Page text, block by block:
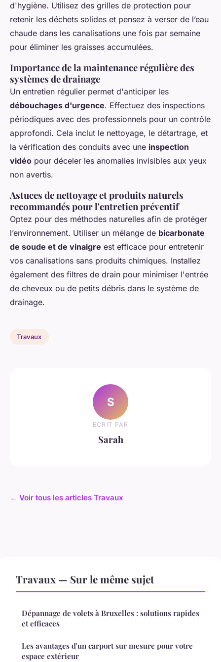
d'hygiène. Utilisez des grilles de protection pour
retenir les déchets solides et pensez à verser de l’eau
chaude dans les canalisations une fois par semaine
pour éliminer les graisses accumulées.
Importance de la maintenance régulière des
systèmes de drainage
Un entretien régulier permet d'anticiper les
débouchages d'urgence. Effectuez des inspections
périodiques avec des professionnels pour un contrôle
approfondi. Cela inclut le nettoyage, le détartrage, et
la vérification des conduits avec une inspection
vidéo pour déceler les anomalies invisibles aux yeux
non avertis.
Astuces de nettoyage et produits naturels
recommandés pour l'entretien préventif
Optez pour des méthodes naturelles afin de protéger
l’environnement. Utiliser un mélange de bicarbonate
de soude et de vinaigre est efficace pour entretenir
vos canalisations sans produits chimiques. Installez
également des filtres de drain pour minimiser l'entrée
de cheveux ou de petits débris dans le système de
drainage.
Travaux
S
ECRIT PAR
Sarah
← Voir tous les articles Travaux
Travaux — Sur le même sujet
Dépannage de volets à Bruxelles : solutions rapides
et efficaces
Les avantages d'un carport sur mesure pour votre
espace extérieur